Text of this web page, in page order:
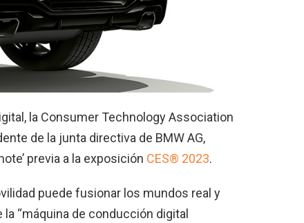
la Consumer Technology Association
de la junta directiva de BMW AG,
previa a la exposición CES® 2023.
puede fusionar los mundos real y
“máquina de conducción digital